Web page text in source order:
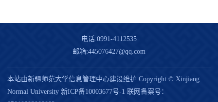
电话:0991-4112535
邮箱:445076427@qq.com
本站由新疆师范大学信息管理中心建设维护 Copyright © Xinjiang
Normal University 新ICP备10003677号-1 联网备案号：